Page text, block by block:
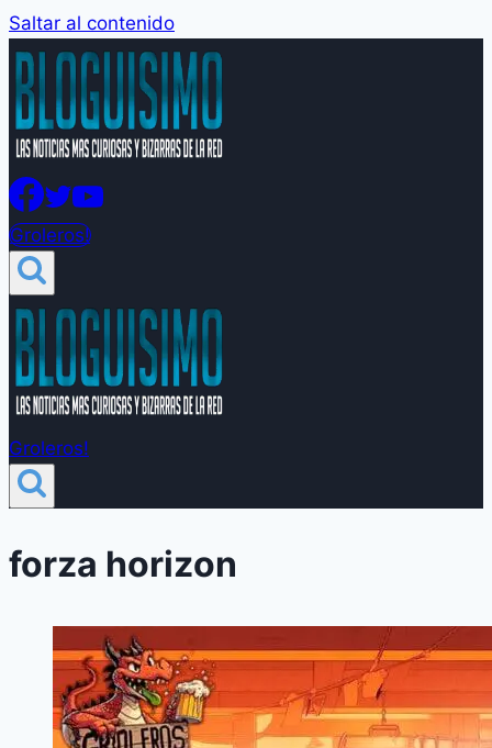
Saltar al contenido
Groleros!
Groleros!
forza horizon